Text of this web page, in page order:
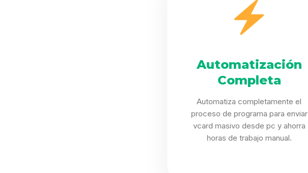
Automatización
Completa
Automatiza completamente el
proceso de programa para enviar
vcard masivo desde pc y ahorra
horas de trabajo manual.